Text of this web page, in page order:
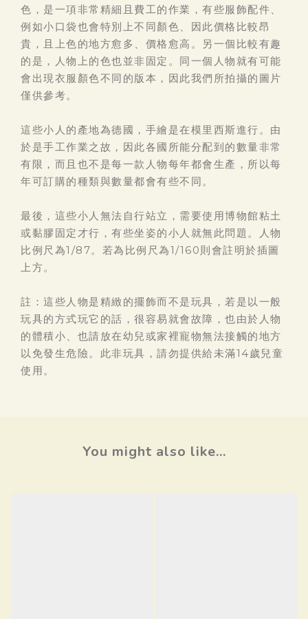
色，是一項非常精細且費工的作業，有些服飾配件、
例如小口袋也會特別上不同顏色、因此價格比較昂
貴，且上色的地方愈多、價格愈高。另一個比較有趣
的是，人物上的色也並非固定。同一個人物就有可能
會出現衣服顏色不同的版本，因此我們所拍攝的圖片
僅供參考。
這些小人的產地為德國，手繪是在模里西斯進行。由
於是手工作業之故，因此各國所能分配到的數量非常
有限，而且也不是每一款人物每年都會生產，所以每
年可訂購的種類與數量都會有些不同。
最後，這些小人無法自行站立，需要使用博物館粘土
或黏膠固定才行，有些坐姿的小人就無此問題。人物
比例尺為1/87。若為比例尺為1/160則會註明於插圖
上方。
註：這些人物是精緻的擺飾而不是玩具，若是以一般
玩具的方式玩它的話，很容易就會故障，也由於人物
的體積小、也請放在幼兒或家裡寵物無法接觸的地方
以免發生危險。此非玩具，請勿提供給未滿14歲兒童
使用。
You might also like...